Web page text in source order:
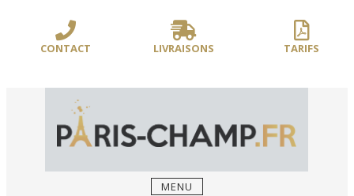
contenuCONTACT LIVRAISONS TARIFS
BOUSSOLE **/
MENU